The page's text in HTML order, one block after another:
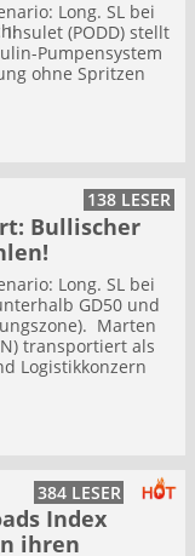
Long. SL bei
Insulet (PODD) stellt
Pumpensystem
ohne Spritzen
138 LESER
Bullischer
Long. SL bei
GD50 und
Marten
transportiert als
Logistikkonzern
384 LESER
Index
ihren